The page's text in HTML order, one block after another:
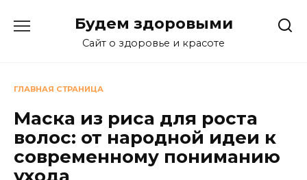
Будем здоровыми
Сайт о здоровье и красоте
ГЛАВНАЯ СТРАНИЦА
Маска из риса для роста
волос: от народной идеи к
современному пониманию